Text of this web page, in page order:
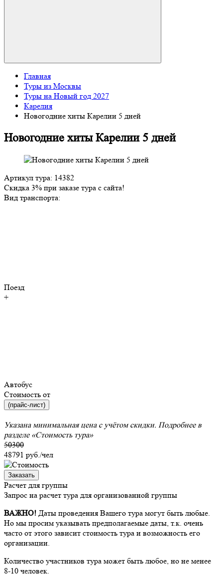
Главная
Туры из Москвы
Туры на Новый год 2027
Карелия
Новогодние хиты Карелии 5 дней
Новогодние хиты Карелии 5 дней
Артикул тура: 14382
Скидка 3% при заказе тура с сайта!
Вид транспорта:
Поезд
+
Автобус
Стоимость от
(прайс-лист)
Указана минимальная цена с учётом скидки. Подробнее в
разделе «Стоимость тура»
50300
48791 руб./чел
Заказать
Расчет для группы
Запрос на расчет тура для организованной группы
ВАЖНО! Даты проведения Вашего тура могут быть любые.
Но мы просим указывать предполагаемые даты, т.к. очень
часто от этого зависит стоимость тура и возможность его
организации.
Количество участников тура может быть любое, но не менее
8-10 человек.